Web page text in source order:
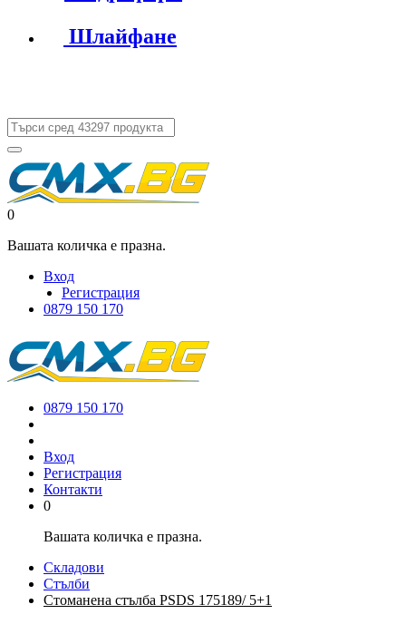
Шлайфане
0
Вашата количка е празна.
Вход
Регистрация
0879 150 170
0879 150 170
Вход
Регистрация
Контакти
0
Вашата количка е празна.
Складови
Стълби
Стоманена стълба PSDS 175189/ 5+1